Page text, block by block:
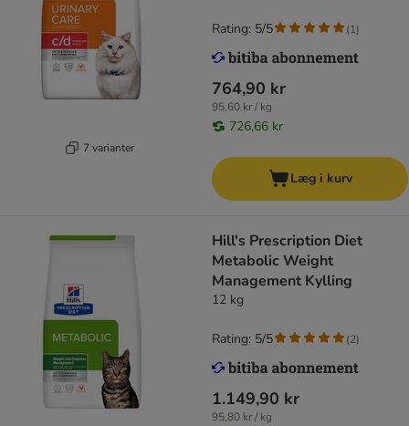
7 varianter
764,90 kr
95,60 kr / kg
726,66 kr
Rating: 5/5 (1)
Læg i kurv
Hill's Prescription Diet
Metabolic Weight
Management Kylling
12 kg
1.149,90 kr
95,80 kr / kg
Rating: 5/5 (2)